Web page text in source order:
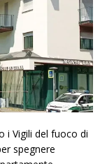
i Vigili del fuoco di
spegnere